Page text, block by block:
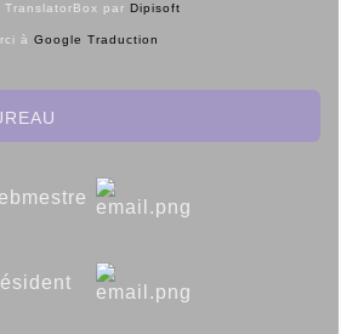
TranslatorBox par Dipisoft
à Google Traduction